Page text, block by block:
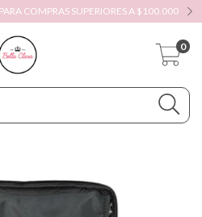
COMPRAS SUPERIORES A $100.000
0